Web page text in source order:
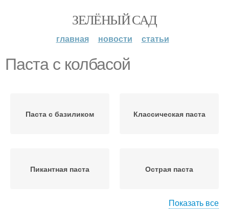
ЗЕЛЁНЫЙ САД
главная новости статьи
Паста с колбасой
Паста с базиликом Классическая паста
Пикантная паста Острая паста
Показать все